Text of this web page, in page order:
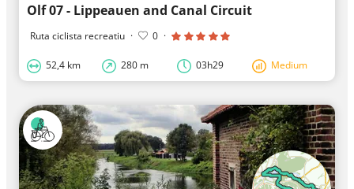
Olf 07 - Lippeauen and Canal Circuit
Ruta ciclista recreatiu · 0 ·
52,4 km 280 m 03h29 Medium